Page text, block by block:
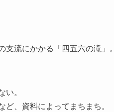
流にかかる「四五六の滝」。
い。
ど、資料によってまちまち。